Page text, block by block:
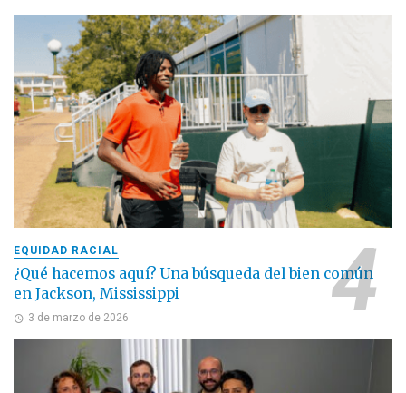
EQUIDAD RACIAL
¿Qué hacemos aquí? Una búsqueda del bien común
en Jackson, Mississippi
3 de marzo de 2026